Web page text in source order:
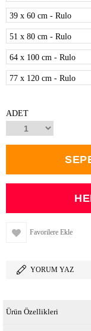
39 x 60 cm - Rulo
51 x 80 cm - Rulo
64 x 100 cm - Rulo
77 x 120 cm - Rulo
ADET
Favorilere Ekle
YORUM YAZ
Ürün Özellikleri